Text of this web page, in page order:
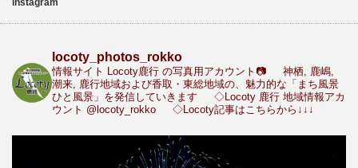
instagram
locoty_photos_rokko
情報サイト Locoty鹿行 の写真用アカウント📷
神栖, 鹿嶋,
潮来, 鹿行地域および香取・東総地域の、魅力的な「まち風景
ひと風景」を発信していきます
◇Locoty 鹿行 地域情報アカ
ウント @locoty_rokko ◇Locoty記事はこちらから↓↓↓